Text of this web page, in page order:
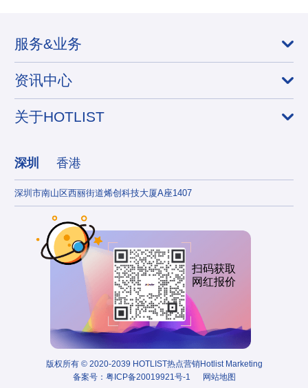
服务&业务
资讯中心
关于HOTLIST
深圳 香港
深圳市南山区西丽街道烯创科技大厦A座1407
扫码获取
网红报价
版权所有 © 2020-2039 HOTLIST热点营销Hotlist Marketing
备案号： 粤ICP备20019921号-1 网站地图